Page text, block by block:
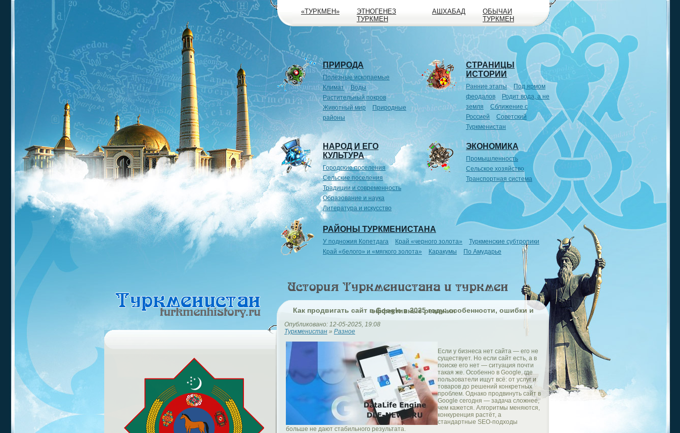
«ТУРКМЕН»
ЭТНОГЕНЕЗ
ТУРКМЕН
АШХАБАД
ОБЫЧАИ
ТУРКМЕН
ПРИРОДА
Полезные ископаемые
Климат
Воды
Растительный покров
Животный мир
Природные
районы
СТРАНИЦЫ
ИСТОРИИ
Ранние этапы
Под ярмом
феодалов
Родит вода, а не
земля
Сближение с
Россией
Советский
Туркменистан
НАРОД И ЕГО
КУЛЬТУРА
Городские поселения
Сельские поселения
Традиции и современность
Образование и наука
Литература и искусство
ЭКОНОМИКА
Промышленность
Сельское хозяйство
Транспортная система
РАЙОНЫ ТУРКМЕНИСТАНА
У подножия Копетдага Край «черного золота»
Туркменские субтропики
Край «белого» и «мягкого золота»
Каракумы По Амударье
Как продвигать сайт в Google в 2025 году: особенности, ошибки и эффективные решения
Туркменистан » Разное
Опубликовано: 12-05-2025, 19:08
Если у бизнеса нет сайта — его не
существует. Но если сайт есть, а в
поиске его нет — ситуация почти
такая же. Особенно в Google, где
пользователи ищут всё: от услуг и
товаров до решений конкретных
проблем. Однако продвинуть сайт в
Google сегодня — задача сложнее,
чем кажется. Алгоритмы меняются,
конкуренция растёт, а
стандартные SEO-подходы
больше не дают стабильного результата.